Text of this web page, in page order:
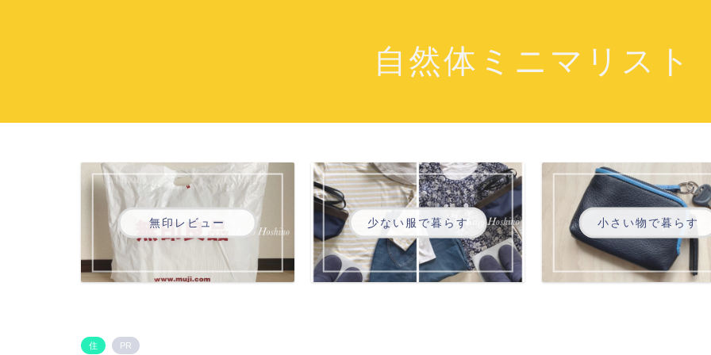
自然体ミニマリスト
無印レビュー 少ない服で暮らす 小さい物で暮らす
住 PR